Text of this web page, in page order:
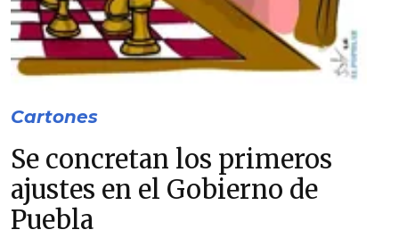
Cartones
Se concretan los primeros
ajustes en el Gobierno de
Puebla